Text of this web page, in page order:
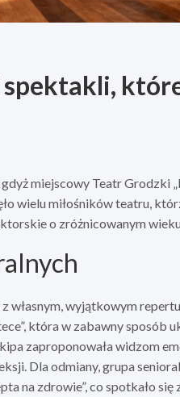
spektakli,
miejscowy Teatr Grodzki
wielu miłośników teatru,
o zróżnicowanym
własnym, wyjątkowym
która w zabawny sposób
zaproponowała widzom
Dla odmiany, grupa
na zdrowie”, co spotkało